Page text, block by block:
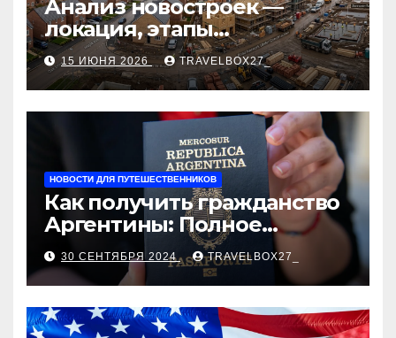
Анализ новостроек —
локация, этапы
строительства, проверка
застройщика, сценарии
оформления сделки и
рыночные ориентиры
15 ИЮНЯ 2026 TRAVELBOX27_
НОВОСТИ ДЛЯ ПУТЕШЕСТВЕННИКОВ
Как получить гражданство
Аргентины: Полное
руководство
30 СЕНТЯБРЯ 2024 TRAVELBOX27_